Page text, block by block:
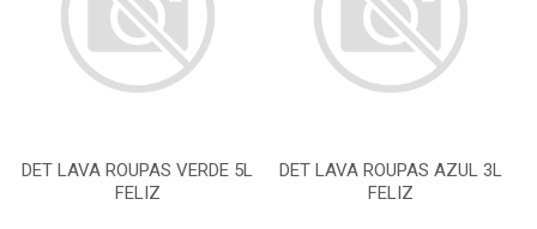
DET LAVA ROUPAS VERDE 5L
FELIZ
DET LAVA ROUPAS AZUL 3L
FELIZ